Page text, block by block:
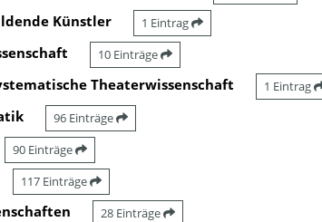
Künstler 1 Eintrag
10 Einträge
Theaterwissenschaft 1 Eintrag
96 Einträge
90 Einträge
117 Einträge
28 Einträge